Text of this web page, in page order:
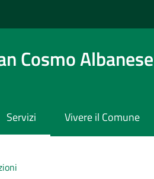
Cosmo Albanese
Servizi Vivere il Comune